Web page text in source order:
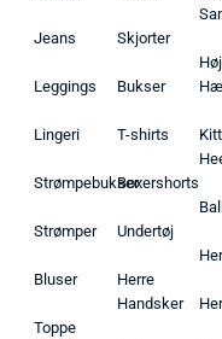
Jeans
Leggings
Lingeri
Strømpebukser
Strømper
Bluser
Toppe
Skjorter
Bukser
T-shirts
Boxershorts
Undertøj
Herre
Handsker